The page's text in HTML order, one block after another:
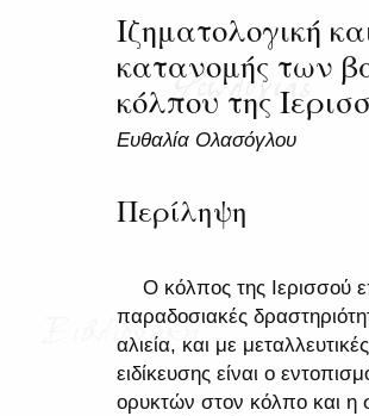
Ιζηματολογική
κατανομής των
κόλπου της
Ευθαλία Ολασόγλου
Περίληψη
Ο κόλπος της Ιερισσού
παραδοσιακές
αλιεία, και με
ειδίκευσης είναι ο
ορυκτών στον κόλπο και η